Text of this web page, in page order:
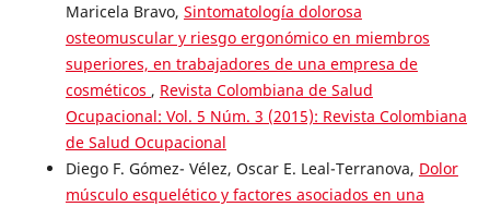
Maricela Bravo, Sintomatología dolorosa
osteomuscular y riesgo ergonómico en miembros
superiores, en trabajadores de una empresa de
cosméticos , Revista Colombiana de Salud
Ocupacional: Vol. 5 Núm. 3 (2015): Revista Colombiana
de Salud Ocupacional
Diego F. Gómez- Vélez, Oscar E. Leal-Terranova, Dolor
músculo esquelético y factores asociados en una